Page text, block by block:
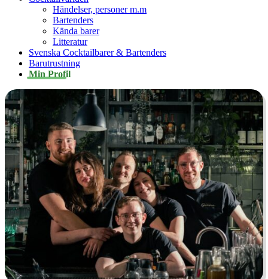
Händelser, personer m.m
Bartenders
Kända barer
Litteratur
Svenska Cocktailbarer & Bartenders
Barutrustning
Min Profil